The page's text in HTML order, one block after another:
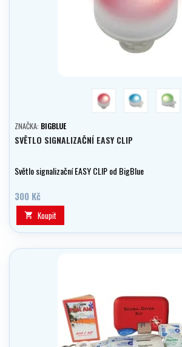
červená modrá zelena
ZNAČKA: BIGBLUE
SVĚTLO SIGNALIZAČNÍ EASY CLIP
Světlo signalizační EASY CLIP od BigBlue
300 Kč
 Koupit